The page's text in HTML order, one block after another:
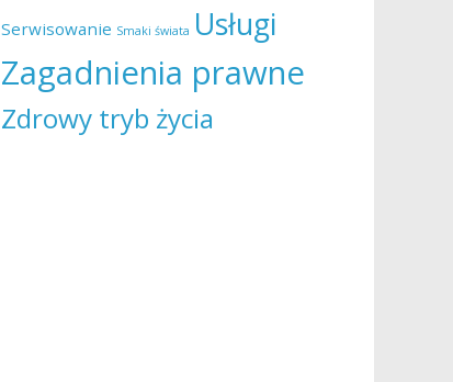
Serwisowanie Smaki świata Usługi
Zagadnienia prawne
Zdrowy tryb życia